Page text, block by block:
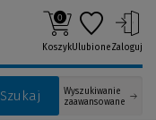
Szukaj
Wyszukiwanie
zaawansowane
0
KoszykUlubioneZaloguj